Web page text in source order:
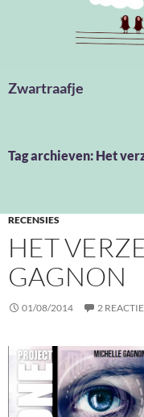
Zwartraafje
Tag archieven: Het
RECENSIES
HET
GAGNON
01/08/2014 2